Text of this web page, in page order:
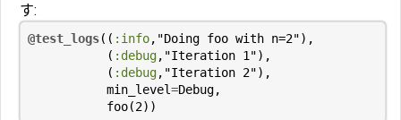
す:
@test_logs(( :info, "Doing foo with n=2"),
( :debug, "Iteration 1"),
( :debug, "Iteration 2"),
min_level=Debug,
foo(2))